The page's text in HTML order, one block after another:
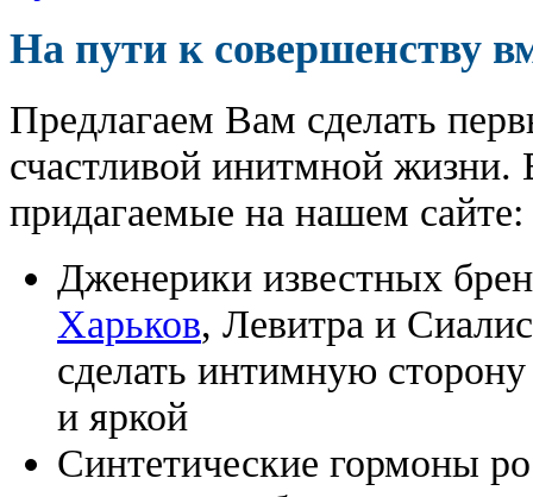
На пути к совершенству
Предлагаем Вам сделать
счастливой инитмной жизни.
придагаемые на нашем сайте:
Дженерики известных
Харьков, Левитра и
сделать интимную
и яркой
Синтетические гормоны